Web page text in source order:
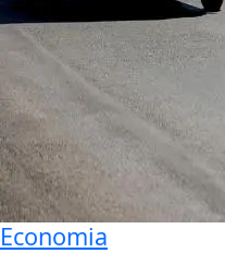
Economia